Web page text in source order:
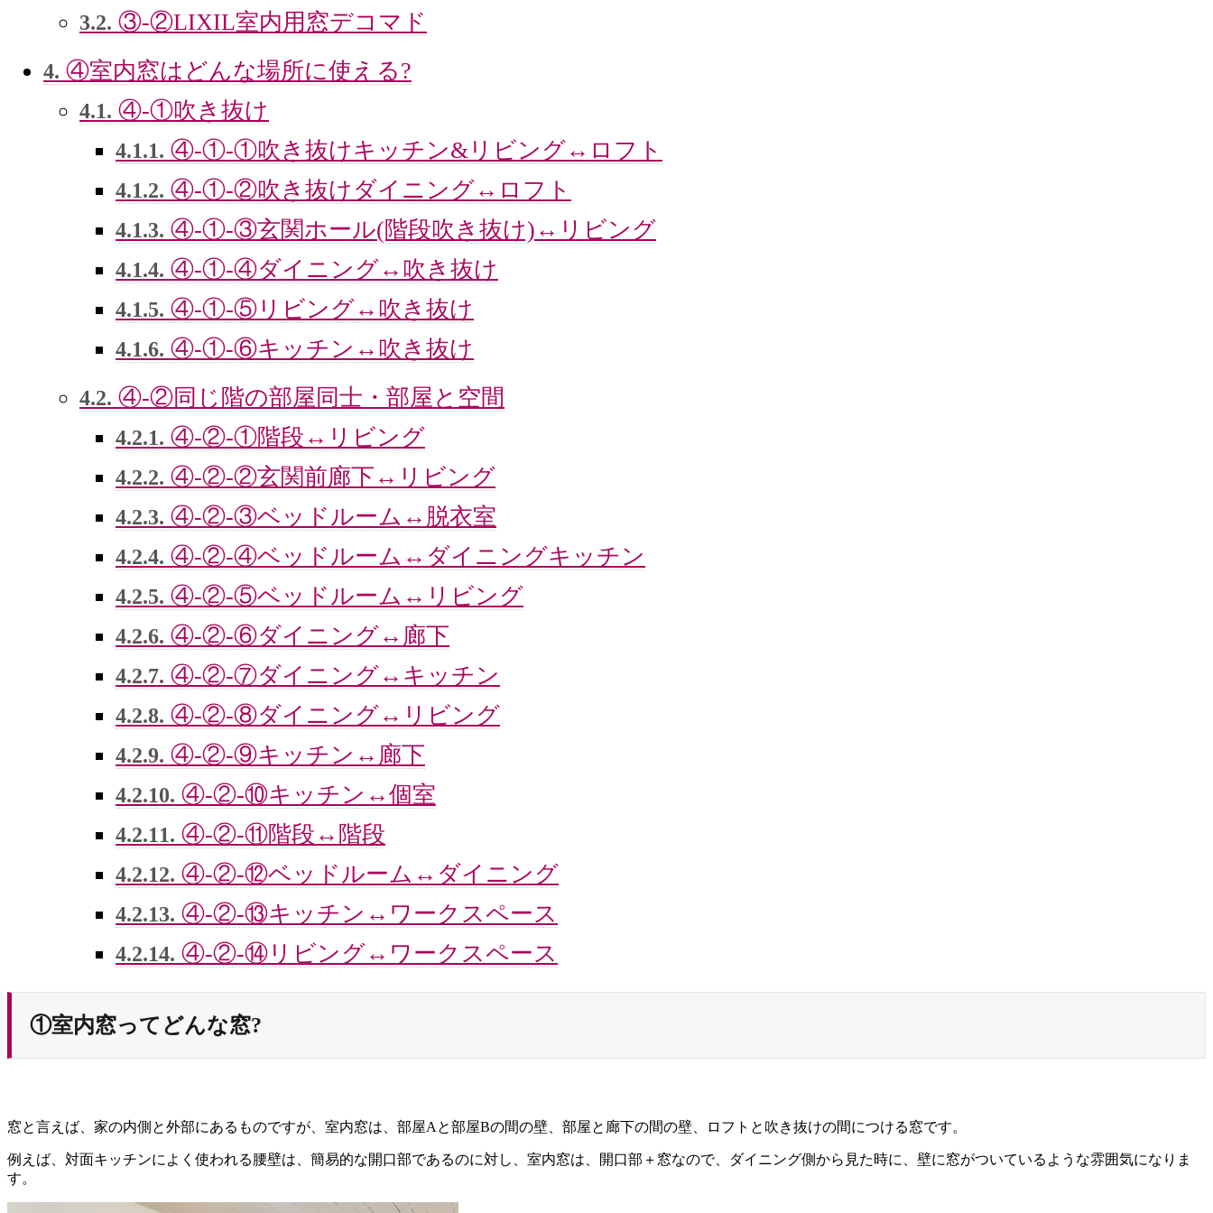
3.2. ③-②LIXIL室内用窓デコマド
4. ④室内窓はどんな場所に使える?
4.1. ④-①吹き抜け
4.1.1. ④-①-①吹き抜けキッチン&リビング↔ロフト
4.1.2. ④-①-②吹き抜けダイニング↔ロフト
4.1.3. ④-①-③玄関ホール(階段吹き抜け)↔リビング
4.1.4. ④-①-④ダイニング↔吹き抜け
4.1.5. ④-①-⑤リビング↔吹き抜け
4.1.6. ④-①-⑥キッチン↔吹き抜け
4.2. ④-②同じ階の部屋同士・部屋と空間
4.2.1. ④-②-①階段↔リビング
4.2.2. ④-②-②玄関前廊下↔リビング
4.2.3. ④-②-③ベッドルーム↔脱衣室
4.2.4. ④-②-④ベッドルーム↔ダイニングキッチン
4.2.5. ④-②-⑤ベッドルーム↔リビング
4.2.6. ④-②-⑥ダイニング↔廊下
4.2.7. ④-②-⑦ダイニング↔キッチン
4.2.8. ④-②-⑧ダイニング↔リビング
4.2.9. ④-②-⑨キッチン↔廊下
4.2.10. ④-②-⑩キッチン↔個室
4.2.11. ④-②-⑪階段↔階段
4.2.12. ④-②-⑫ベッドルーム↔ダイニング
4.2.13. ④-②-⑬キッチン↔ワークスペース
4.2.14. ④-②-⑭リビング↔ワークスペース
①室内窓ってどんな窓?
窓と言えば、家の内側と外部にあるものですが、室内窓は、部屋Aと部屋Bの間の壁、部屋と廊下の間の壁、ロフトと吹き抜けの間につける窓です。
例えば、対面キッチンによく使われる腰壁は、簡易的な開口部であるのに対し、室内窓は、開口部＋窓なので、ダイニング側から見た時に、壁に窓がついているような雰囲気になりま
す。